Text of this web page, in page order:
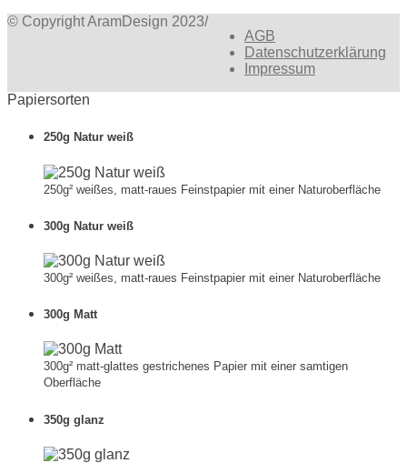
© Copyright AramDesign 2023/
AGB
Datenschutzerklärung
Impressum
Papiersorten
250g Natur weiß
250g² weißes, matt-raues Feinstpapier mit einer Naturoberfläche
300g Natur weiß
300g² weißes, matt-raues Feinstpapier mit einer Naturoberfläche
300g Matt
300g² matt-glattes gestrichenes Papier mit einer samtigen
Oberfläche
350g glanz